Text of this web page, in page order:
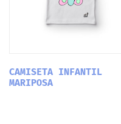
CAMISETA INFANTIL
MARIPOSA